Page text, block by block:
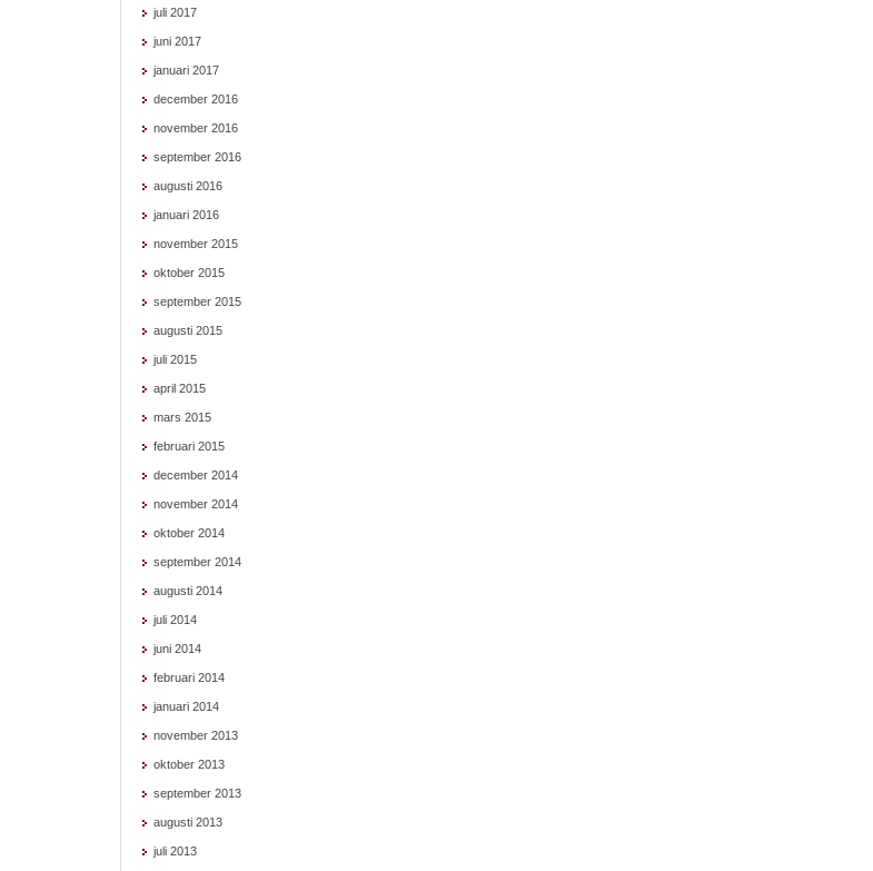
juli 2017
juni 2017
januari 2017
december 2016
november 2016
september 2016
augusti 2016
januari 2016
november 2015
oktober 2015
september 2015
augusti 2015
juli 2015
april 2015
mars 2015
februari 2015
december 2014
november 2014
oktober 2014
september 2014
augusti 2014
juli 2014
juni 2014
februari 2014
januari 2014
november 2013
oktober 2013
september 2013
augusti 2013
juli 2013